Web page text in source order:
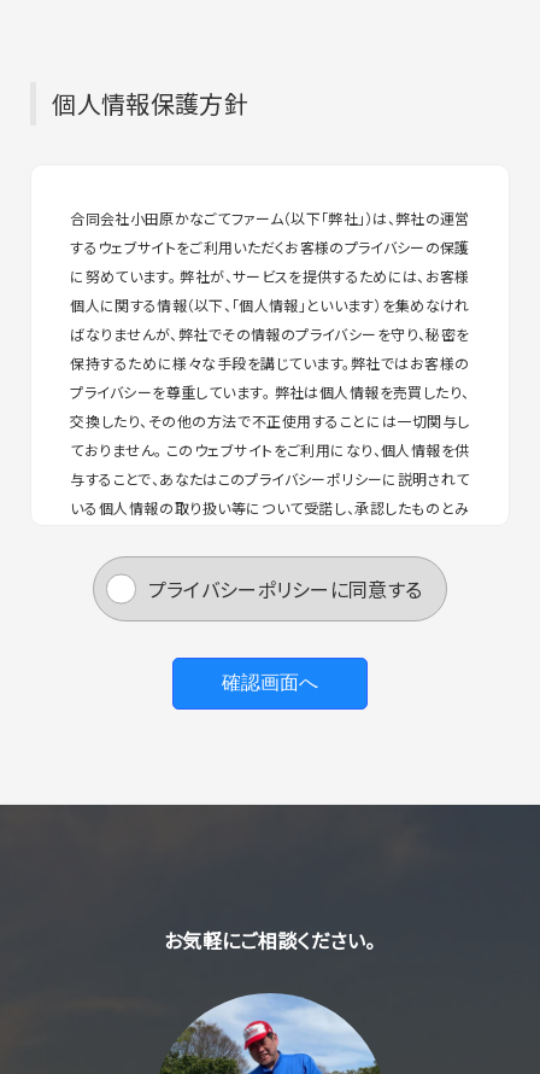
個人情報保護方針
合同会社小田原かなごてファーム（以下「弊社」）は、弊社の運営
するウェブサイトをご利用いただくお客様のプライバシーの保護
に努めています。 弊社が、サービスを提供するためには、お客様
個人に関する情報（以下、「個人情報」といいます）を集めなけれ
ばなりませんが、弊社でその情報のプライバシーを守り、秘密を
保持するために様々な手段を講じています。弊社ではお客様の
プライバシーを尊重しています。 弊社は個人情報を売買したり、
交換したり、その他の方法で不正使用することには一切関与し
ておりません。 このウェブサイトをご利用になり、個人情報を供
与することで、あなたはこのプライバシーポリシーに説明されて
いる個人情報の取り扱い等について受諾し、承認したものとみ
個人情報収集の目的
お客様から集めた個人情報は、以下の目的で利用します。
的確にお知らせするため
人情報を開示できるものとします。
警察や裁判所、その他の政府機関から召喚状、令状、命令等に
よって要求された場合
プライバシーポリシーに同意する
お気軽にご相談ください。